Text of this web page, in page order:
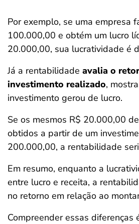
Por exemplo, se uma empresa
100.000,00 e obtém um lucro
20.000,00, sua lucratividade é
Já a rentabilidade avalia o
investimento realizado,
investimento gerou de lucro.
Se os mesmos R$ 20.000,00
obtidos a partir de um
200.000,00, a rentabilidade
Em resumo, enquanto a
entre lucro e receita, a
no retorno em relação ao
Compreender essas diferenças